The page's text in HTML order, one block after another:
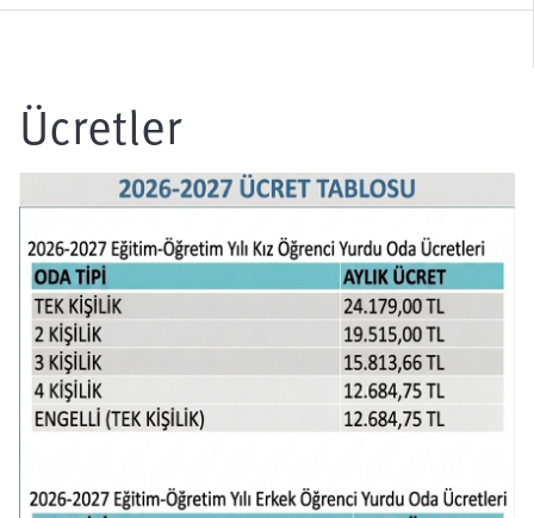
Ücretler